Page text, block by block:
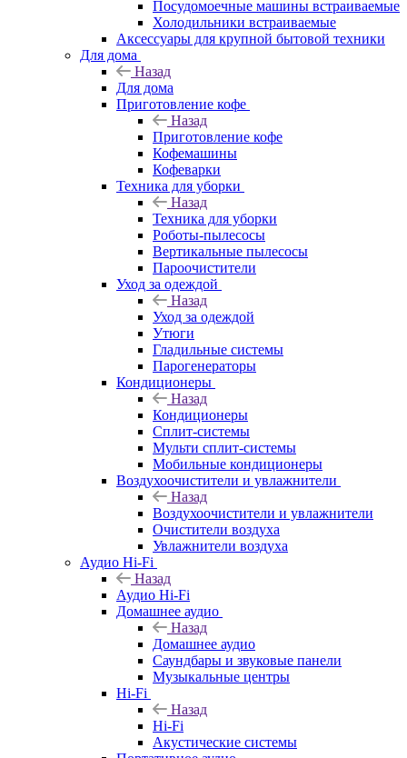
Посудомоечные машины встраиваемые
Холодильники встраиваемые
Аксессуары для крупной бытовой техники
Для дома
Назад
Для дома
Приготовление кофе
Назад
Приготовление кофе
Кофемашины
Кофеварки
Техника для уборки
Назад
Техника для уборки
Роботы-пылесосы
Вертикальные пылесосы
Пароочистители
Уход за одеждой
Назад
Уход за одеждой
Утюги
Гладильные системы
Парогенераторы
Кондиционеры
Назад
Кондиционеры
Сплит-системы
Мульти сплит-системы
Мобильные кондиционеры
Воздухоочистители и увлажнители
Назад
Воздухоочистители и увлажнители
Очистители воздуха
Увлажнители воздуха
Аудио Hi-Fi
Назад
Аудио Hi-Fi
Домашнее аудио
Назад
Домашнее аудио
Саундбары и звуковые панели
Музыкальные центры
Hi-Fi
Назад
Hi-Fi
Акустические системы